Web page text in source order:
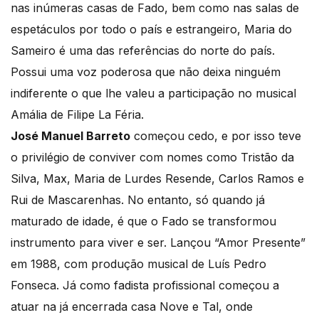
nas inúmeras casas de Fado, bem como nas salas de
espetáculos por todo o país e estrangeiro, Maria do
Sameiro é uma das referências do norte do país.
Possui uma voz poderosa que não deixa ninguém
indiferente o que lhe valeu a participação no musical
Amália de Filipe La Féria.
José Manuel Barreto começou cedo, e por isso teve
o privilégio de conviver com nomes como Tristão da
Silva, Max, Maria de Lurdes Resende, Carlos Ramos e
Rui de Mascarenhas. No entanto, só quando já
maturado de idade, é que o Fado se transformou
instrumento para viver e ser. Lançou “Amor Presente”
em 1988, com produção musical de Luís Pedro
Fonseca. Já como fadista profissional começou a
atuar na já encerrada casa Nove e Tal, onde